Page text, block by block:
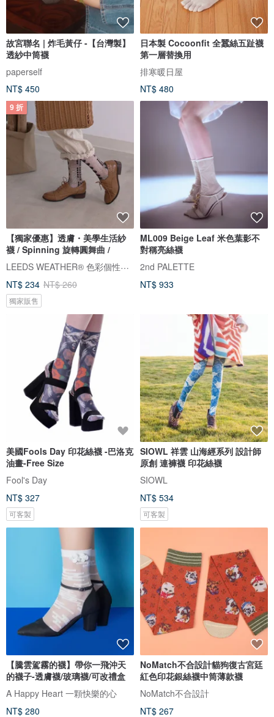
故宮聯名 | 炸毛黃仔 -【台灣製】
透紗中筒襪
paperself
NT$ 450
日本製 Cocoonfit 全蠶絲五趾襪
第一層替換用
排寒暖日屋
NT$ 480
9 折
【獨家優惠】透膚・美學生活紗
襪 / Spinning 旋轉圓舞曲 /
LEEDS WEATHER® 色彩個性襪子品牌
NT$ 234 NT$ 260
獨家販售
ML009 Beige Leaf 米色葉影不
對稱亮絲襪
2nd PALETTE
NT$ 933
美國Fools Day 印花絲襪 -巴洛克
油畫-Free Size
Fool's Day
NT$ 327
可客製
SIOWL 祥雲 山海經系列 設計師
原創 連褲襪 印花絲襪
SIOWL
NT$ 534
可客製
【騰雲駕霧的襪】帶你一飛沖天
的襪子-透膚襪/玻璃襪/可改禮盒
A Happy Heart 一顆快樂的心
NT$ 280
NoMatch不合設計貓狗復古宮廷
紅色印花銀絲襪中筒薄款襪
NoMatch不合設計
NT$ 267